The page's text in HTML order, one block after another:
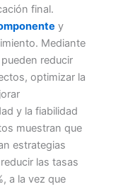
final.
y
Mediante
reducir
optimizar la
y la fiabilidad
muestran que
estrategias
las tasas
a la vez que